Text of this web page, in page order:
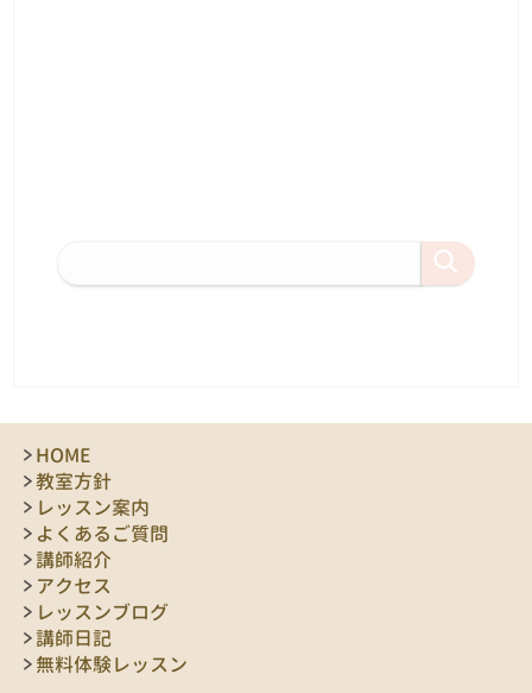
HOME
教室方針
レッスン案内
よくあるご質問
講師紹介
アクセス
レッスンブログ
講師日記
無料体験レッスン